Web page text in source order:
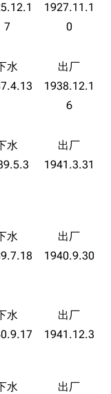
7
1927.11.1
0
1938.12.1
6
1941.3.31
1940.9.30
1941.12.3